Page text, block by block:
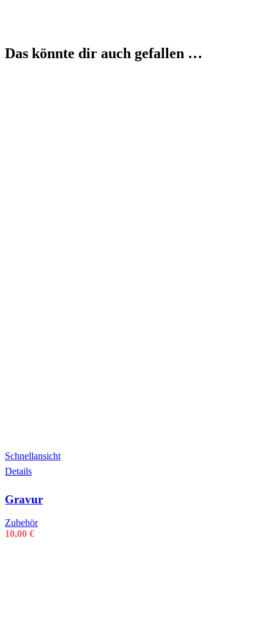
Das könnte dir auch gefallen …
Schnellansicht
Details
Gravur
Zubehör
10,00 €